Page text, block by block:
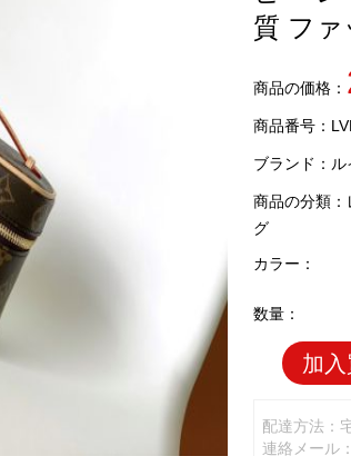
質 ファ
商品の価格：
商品番号：
ブランド：
商品の分類：
グ
カラー：
数量：
加
配達方法：
連絡メール：